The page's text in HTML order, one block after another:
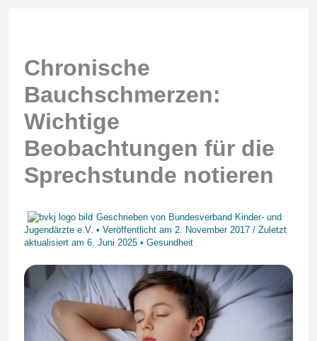
Chronische
Bauchschmerzen:
Wichtige
Beobachtungen für die
Sprechstunde notieren
Geschrieben von Bundesverband Kinder- und
Jugendärzte e.V. • Veröffentlicht am 2. November 2017 / Zuletzt
aktualisiert am 6. Juni 2025• Gesundheit